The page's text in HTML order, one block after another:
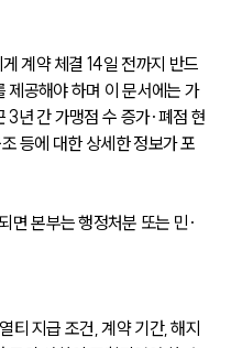
계약 체결 14일 전까지 반드
제공해야 하며 이 문서에는 가
3년 간 가맹점 수 증가·폐점 현
등에 대한 상세한 정보가 포
면 본부는 행정처분 또는 민·
티 지급 조건, 계약 기간, 해지